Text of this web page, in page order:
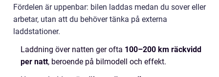
Fördelen är uppenbar: bilen laddas medan du sover eller
arbetar, utan att du behöver tänka på externa
laddstationer.
Laddning över natten ger ofta 100–200 km räckvidd
per natt, beroende på bilmodell och effekt.